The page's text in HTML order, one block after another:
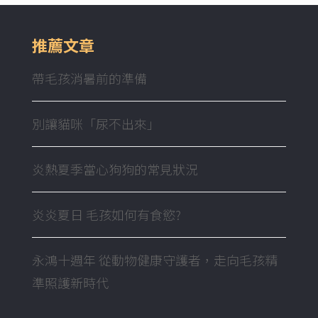
推薦文章
帶毛孩消暑前的準備
別讓貓咪「尿不出來」
炎熱夏季當心狗狗的常見狀況
炎炎夏日 毛孩如何有食慾?
永鴻十週年 從動物健康守護者，走向毛孩精
準照護新時代